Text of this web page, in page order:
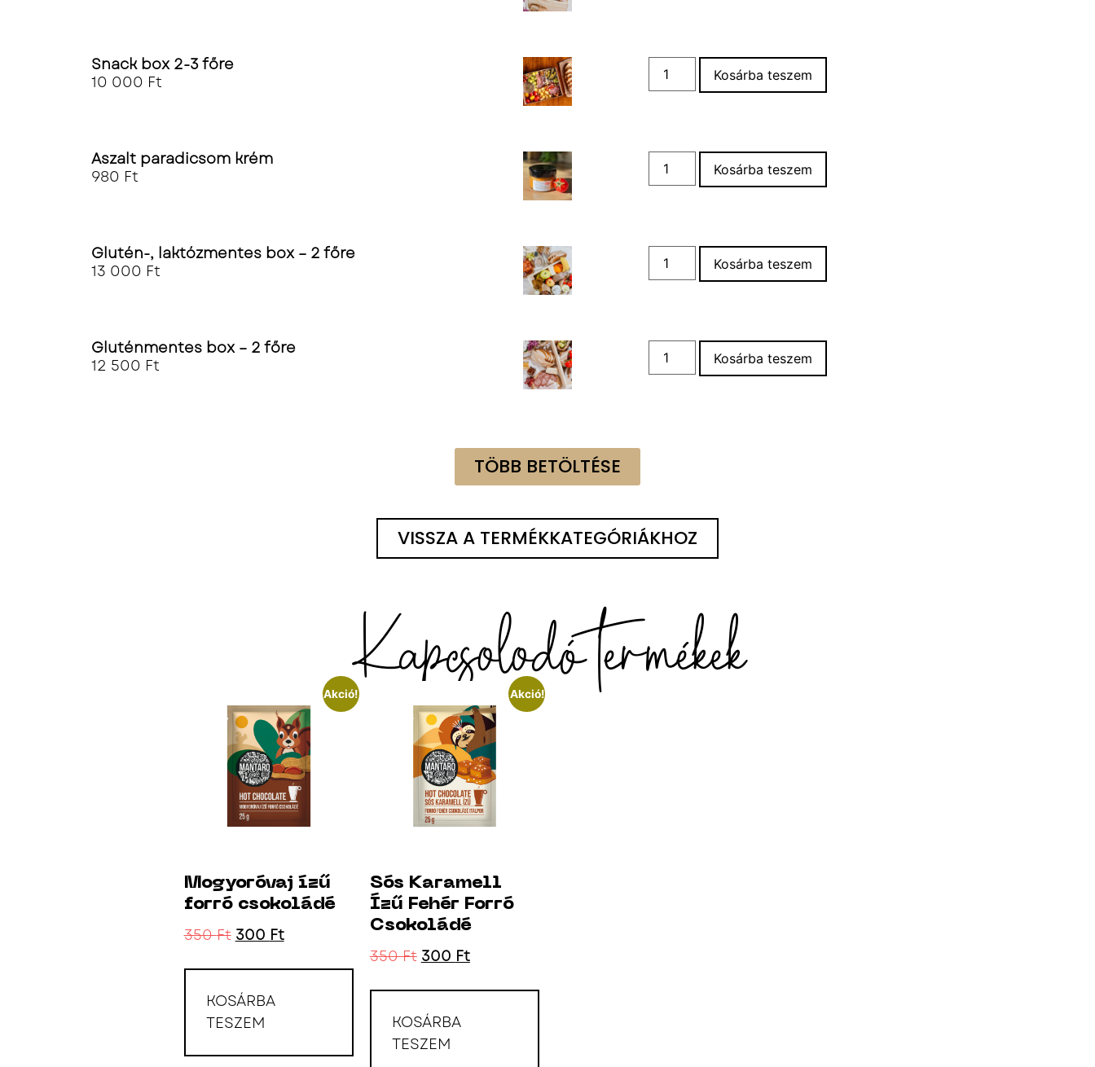
Snack box 2-3 főre
10 000 Ft Kosárba teszem
Aszalt paradicsom krém
980 Ft Kosárba teszem
Glutén-, laktózmentes box – 2 főre
13 000 Ft Kosárba teszem
Gluténmentes box – 2 főre
12 500 Ft Kosárba teszem
TÖBB BETÖLTÉSE
VISSZA A TERMÉKKATEGÓRIÁKHOZ
Kapcsolodó termékek
Akció!
Mogyoróvaj ízű
forró csokoládé
350Ft 300 Ft
KOSÁRBA
TESZEM
Akció!
Sós Karamell
Ízű Fehér Forró
Csokoládé
350Ft 300 Ft
KOSÁRBA
TESZEM